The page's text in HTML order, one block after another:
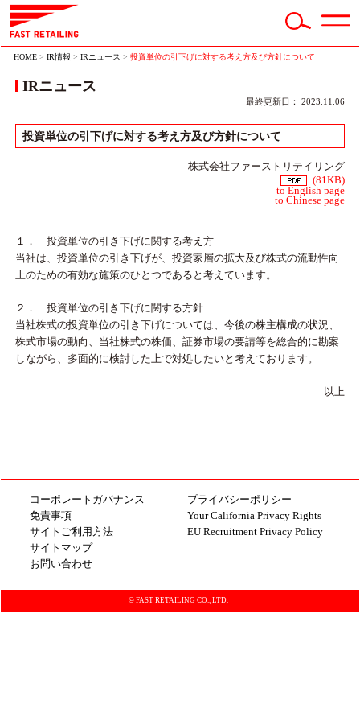
HOME > IR情報 > IRニュース > 投資単位の引下げに対する考え方及び方針について
IRニュース
最終更新日： 2023.11.06
投資単位の引下げに対する考え方及び方針について
株式会社ファーストリテイリング
(81KB)
to English page
to Chinese page
１． 投資単位の引き下げに関する考え方
当社は、投資単位の引き下げが、投資家層の拡大及び株式の流動性向
上のための有効な施策のひとつであると考えています。
２． 投資単位の引き下げに関する方針
当社株式の投資単位の引き下げについては、今後の株主構成の状況、
株式市場の動向、当社株式の株価、証券市場の要請等を総合的に勘案
しながら、多面的に検討した上で対処したいと考えております。
以上
コーポレートガバナンス
免責事項
サイトご利用方法
サイトマップ
お問い合わせ
プライバシーポリシー
Your California Privacy Rights
EU Recruitment Privacy Policy
© FAST RETAILING CO., LTD.